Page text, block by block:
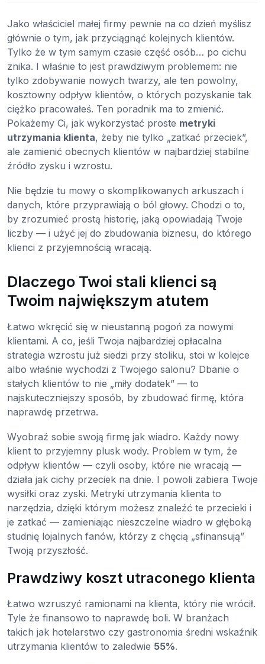
Jako właściciel małej firmy pewnie na co dzień myślisz
głównie o tym, jak przyciągnąć kolejnych klientów.
Tylko że w tym samym czasie część osób… po cichu
znika. I właśnie to jest prawdziwym problemem: nie
tylko zdobywanie nowych twarzy, ale ten powolny,
kosztowny odpływ klientów, o których pozyskanie tak
ciężko pracowałeś. Ten poradnik ma to zmienić.
Pokażemy Ci, jak wykorzystać proste metryki
utrzymania klienta, żeby nie tylko „zatkać przeciek”,
ale zamienić obecnych klientów w najbardziej stabilne
źródło zysku i wzrostu.
Nie będzie tu mowy o skomplikowanych arkuszach i
danych, które przyprawiają o ból głowy. Chodzi o to,
by zrozumieć prostą historię, jaką opowiadają Twoje
liczby — i użyć jej do zbudowania biznesu, do którego
klienci z przyjemnością wracają.
Dlaczego Twoi stali klienci są
Twoim największym atutem
Łatwo wkręcić się w nieustanną pogoń za nowymi
klientami. A co, jeśli Twoja najbardziej opłacalna
strategia wzrostu już siedzi przy stoliku, stoi w kolejce
albo właśnie wychodzi z Twojego salonu? Dbanie o
stałych klientów to nie „miły dodatek” — to
najskuteczniejszy sposób, by zbudować firmę, która
naprawdę przetrwa.
Wyobraź sobie swoją firmę jak wiadro. Każdy nowy
klient to przyjemny plusk wody. Problem w tym, że
odpływ klientów — czyli osoby, które nie wracają —
działa jak cichy przeciek na dnie. I powoli zabiera Twoje
wysiłki oraz zyski. Metryki utrzymania klienta to
narzędzia, dzięki którym możesz znaleźć te przecieki i
je zatkać — zamieniając nieszczelne wiadro w głęboką
studnię lojalnych fanów, którzy z chęcią „sfinansują”
Twoją przyszłość.
Prawdziwy koszt utraconego klienta
Łatwo wzruszyć ramionami na klienta, który nie wrócił.
Tyle że finansowo to naprawdę boli. W branżach
takich jak hotelarstwo czy gastronomia średni wskaźnik
utrzymania klientów to zaledwie 55%.